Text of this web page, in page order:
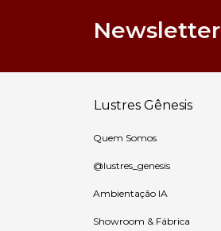
Newsletter
Lustres Gênesis
Quem Somos
@lustres_genesis
Ambientação IA
Showroom & Fábrica